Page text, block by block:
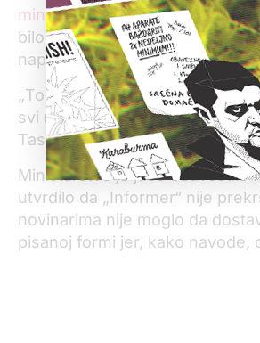
ministarstvo reagovatiukoliko
bilo povrede Zakona o
napada „Informera“ na KRIK.
„To postoji kao pravilo za sve
svi moraju da poštuju ista
Tasovac.
Ministarstvo je juče obavestilo
utvrdilo da „Informer“ nije
novinarima nije moglo da
pisanoj formi jer, kako navode,